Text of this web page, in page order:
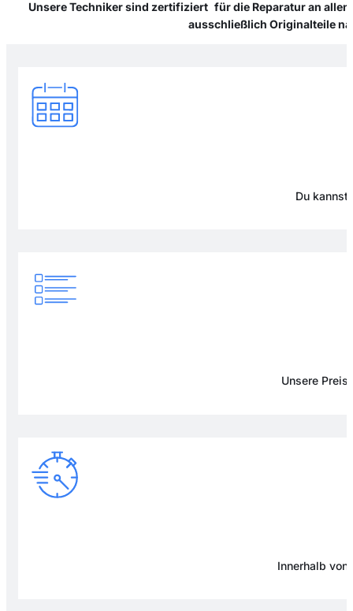
Unsere Techniker sind zertifiziert für die Reparatur an allen
ausschließlich Originalteile
Du kannst
Unsere
Innerhalb